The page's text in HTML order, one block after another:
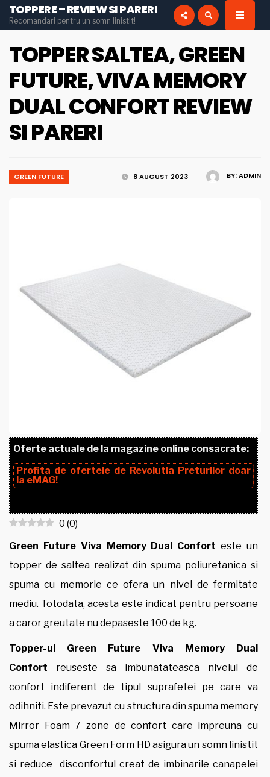
INSTAGRAM PINTEREST
for:
TOPPERE – REVIEW SI PARERI
Recomandari pentru un somn linistit!
TOPPER SALTEA, GREEN
FUTURE, VIVA MEMORY
DUAL CONFORT REVIEW
SI PARERI
BY:ADMIN
8 AUGUST 2023
GREEN FUTURE
Oferte actuale de la magazine online consacrate:
Profita de ofertele de Revolutia Preturilor doar
la eMAG!
0 (0)
Green Future Viva Memory Dual Conforteste un
topper de saltea realizat din spuma poliuretanica si
spuma cu memorie ce ofera un nivel de fermitate
mediu. Totodata, acesta este indicat pentru persoane
a caror greutate nu depaseste 100 de kg.
Topper-ul Green Future Viva Memory Dual
Confort reuseste sa imbunatateasca nivelul de
confort indiferent de tipul suprafetei pe care va
odihniti. Este prevazut cu structura din spuma memory
Mirror Foam 7 zone de confort care impreuna cu
spuma elastica Green Form HD asigura un somn linistit
si reduce disconfortul creat de imbinarile canapelei